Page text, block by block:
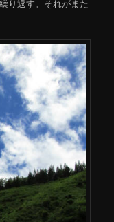
り返す。それがまた